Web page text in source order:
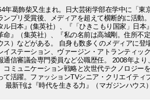
年葛飾柴又生まれ。日大芸術学部在学中に「東
ンプリ受賞後、メディアを超えて横断的に活
ル日本』(集英社）、『「ひきこもり国家」日本
命』（集英社）、『私の名前は高城剛。住所不
ス）などがある。 自身も数多くのメディアに登
イステーション、ヴァージン・アトランティッ
通信審議会専門委員など公職歴任。 2008年よ
コミュニケーション戦略と次世代テクノロジー
て活躍。ファッションTVシニア・クリエイティ
最新刊は『時代を生きる力』（マガジンハウス